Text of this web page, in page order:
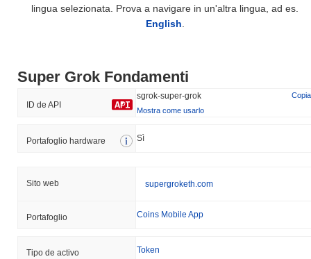
lingua selezionata. Prova a navigare in un'altra lingua, ad es.
English.
Super Grok Fondamenti
ID de API
sgrok-super-grok
Copia
Mostra come usarlo
Portafoglio hardware Sì
Sito web supergroketh.com
Portafoglio Coins Mobile App
Tipo de activo Token